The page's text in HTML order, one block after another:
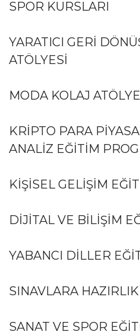
SPOR KURSLARI
YARATICI GERİ
ATÖLYESİ
MODA KOLAJ
KRİPTO PARA
ANALİZ EĞİTİM
KIŞISEL GELIŞIM
DIJITAL VE BILIŞIM
YABANCI DILLER
SINAVLARA
SANAT VE SPOR